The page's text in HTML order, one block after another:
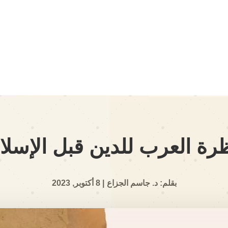
العرب للدين قبل
بقلم: د. جاسم الجزاع | 8 أكتوبر, 2023